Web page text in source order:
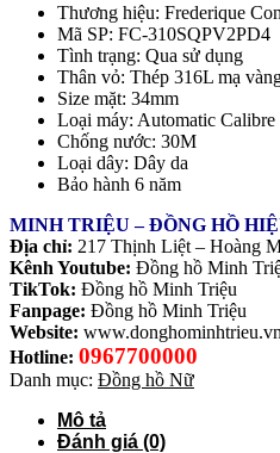
Thương hiệu: Frederique
Mã SP: FC-310SQPV2PD4
Tình trạng: Qua sử dụng
Thân vỏ: Thép 316L mạ
Size mặt: 34mm
Loại máy: Automatic Calibre
Chống nước: 30M
Loại dây: Dây da
Bảo hành 6 năm
MINH TRIỆU – ĐỒNG HỒ
Địa chỉ: 217 Thịnh Liệt – Hoàng
Kênh Youtube: Đồng hồ Minh
TikTok: Đồng hồ Minh Triệu
Fanpage: Đồng hồ Minh Triệu
Website: www.donghominhtrieu.vn
Hotline: 0967700000
Danh mục: Đồng hồ Nữ
Mô tả
Đánh giá (0)